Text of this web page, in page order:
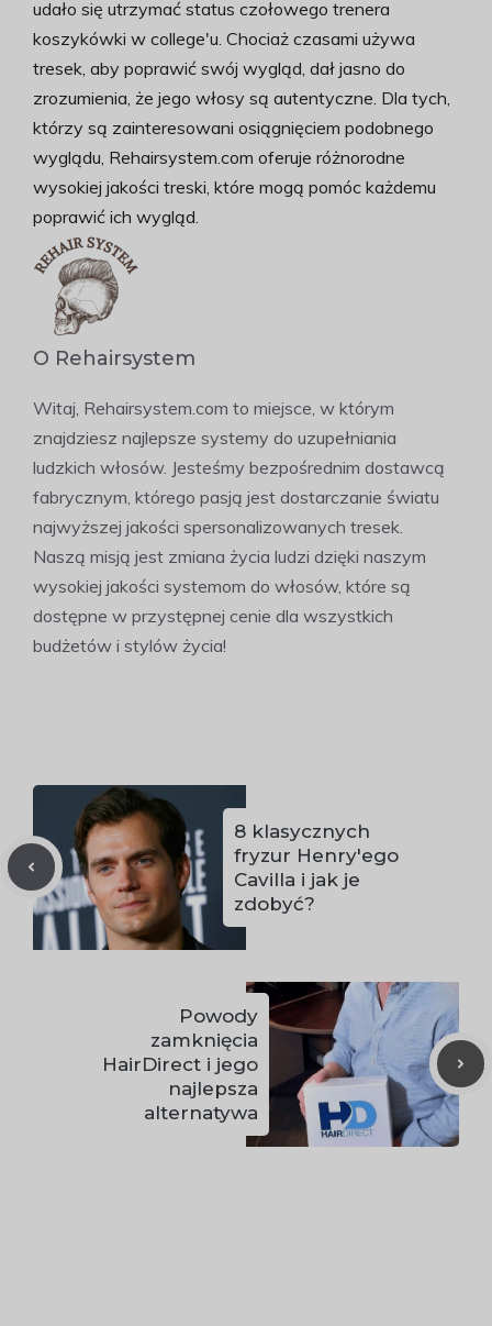
udało się utrzymać status czołowego trenera
koszykówki w college'u. Chociaż czasami używa
tresek, aby poprawić swój wygląd, dał jasno do
zrozumienia, że jego włosy są autentyczne. Dla tych,
którzy są zainteresowani osiągnięciem podobnego
wyglądu, Rehairsystem.com oferuje różnorodne
wysokiej jakości treski, które mogą pomóc każdemu
poprawić ich wygląd.
O Rehairsystem
Witaj, Rehairsystem.com to miejsce, w którym
znajdziesz najlepsze systemy do uzupełniania
ludzkich włosów. Jesteśmy bezpośrednim dostawcą
fabrycznym, którego pasją jest dostarczanie światu
najwyższej jakości spersonalizowanych tresek.
Naszą misją jest zmiana życia ludzi dzięki naszym
wysokiej jakości systemom do włosów, które są
dostępne w przystępnej cenie dla wszystkich
budżetów i stylów życia!
8 klasycznych
fryzur Henry'ego
Cavilla i jak je
zdobyć?
Powody
zamknięcia
HairDirect i jego
najlepsza
alternatywa